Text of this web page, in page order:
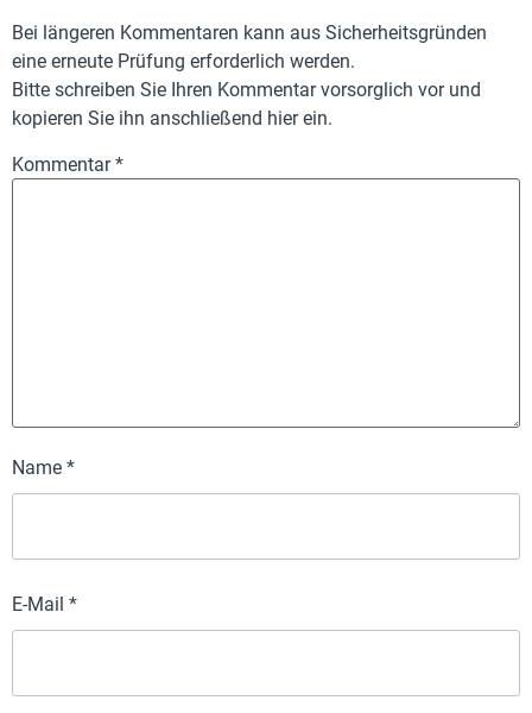
Bei längeren Kommentaren kann aus Sicherheitsgründen
eine erneute Prüfung erforderlich werden.
Bitte schreiben Sie Ihren Kommentar vorsorglich vor und
kopieren Sie ihn anschließend hier ein.
Kommentar*
Name *
E-Mail *